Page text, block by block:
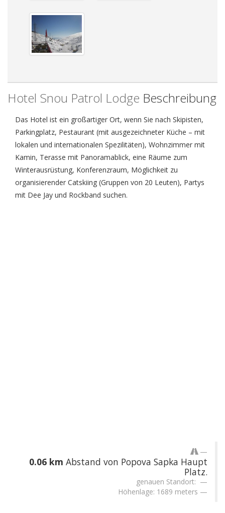
Hotel Snou Patrol Lodge Beschreibung
Das Hotel ist ein großartiger Ort, wenn Sie nach Skipisten,
Parkingplatz, Pestaurant (mit ausgezeichneter Küche – mit
lokalen und internationalen Spezilitäten), Wohnzimmer mit
Kamin, Terasse mit Panoramablick, eine Räume zum
Winterausrüstung, Konferenzraum, Möglichkeit zu
organisierender Catskiing (Gruppen von 20 Leuten), Partys
mit Dee Jay und Rockband suchen.
0.06 km Abstand von Popova Sapka Haupt
Platz.
genauen Standort:
Höhenlage: 1689 meters